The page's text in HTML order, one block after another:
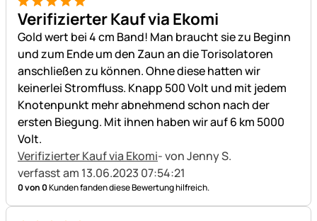
5 von 5
Verifizierter Kauf via Ekomi
Gold wert bei 4 cm Band! Man braucht sie zu Beginn
und zum Ende um den Zaun an die Torisolatoren
anschließen zu können. Ohne diese hatten wir
keinerlei Stromfluss. Knapp 500 Volt und mit jedem
Knotenpunkt mehr abnehmend schon nach der
ersten Biegung. Mit ihnen haben wir auf 6 km 5000
Volt.
Verifizierter Kauf via Ekomi- von Jenny S.
verfasst am 13.06.2023 07:54:21
0 von 0Kunden fanden diese Bewertung hilfreich.